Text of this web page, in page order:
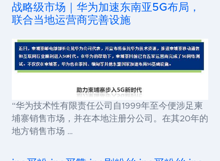
战略级市场｜华为加速东南亚5G布局，
联合当地运营商完善设施
“华为技术性有限责任公司自1999年至今便涉足柬
埔寨销售市场，并在本地注册分公司。在其20年的
地方销售市场 …